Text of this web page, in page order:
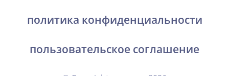
политика конфиденциальности
пользовательское соглашение